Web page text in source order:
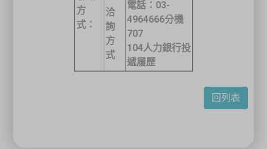
方
式：
洽
詢
方
式
電話： 03-
4964666分機
707
104人力銀行投
遞履歷
回列表